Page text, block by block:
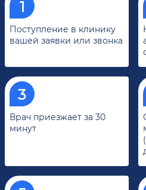
Поступление в клинику
вашей заявки или звонка
Врач приезжает за 30
минут